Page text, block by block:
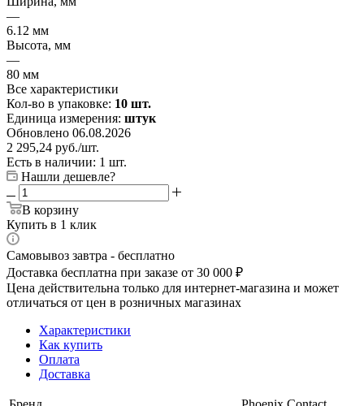
—
6.12 мм
Высота, мм
—
80 мм
Все характеристики
Кол-во в упаковке: 10 шт.
Единица измерения: штук
Обновлено 06.08.2026
2 295,24 руб./шт.
Есть в наличии: 1 шт.
Нашли дешевле?
В корзину
Купить в 1 клик
Самовывоз завтра - бесплатно
Доставка бесплатна при заказе от 30 000 ₽
Цена действительна только для интернет-магазина и может
отличаться от цен в розничных магазинах
Характеристики
Как купить
Оплата
Доставка